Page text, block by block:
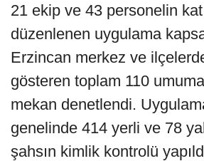
21 ekip ve 43 personelin
düzenlenen uygulama
Erzincan merkez ve
gösteren toplam 110
mekan denetlendi.
genelinde 414 yerli ve 78
şahsın kimlik kontrolü